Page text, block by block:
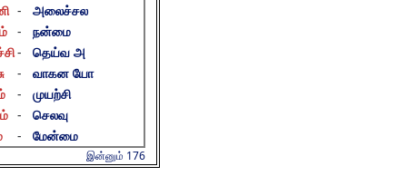
- அலைச்சல
- நன்மை
- தெய்வ அ
- வாகன யோ
- முயற்சி
- செலவு
- மேன்மை
இன்னும் 176